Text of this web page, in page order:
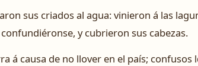
sus criados al agua: vinieron á las
y cubrieron sus cabezas.
á causa de no llover en el país;